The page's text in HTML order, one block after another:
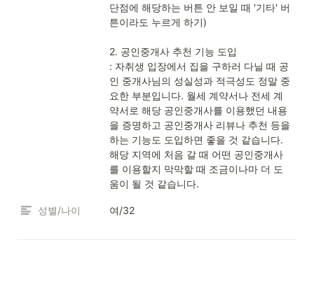
단점에 해당하는 버튼 안 보일 때 '기타' 버
튼이라도 누르게 하기)
2. 공인중개사 추천 기능 도입
: 자취생 입장에서 집을 구하러 다닐 때 공
인 중개사님의 성실성과 적극성도 정말 중
요한 부분입니다. 월세 계약서나 전세 계
약서로 해당 공인중개사를 이용했던 내용
을 증명하고 공인중개사 리뷰나 추천 등을
하는 기능도 도입하면 좋을 것 같습니다.
해당 지역에 처음 갈 때 어떤 공인중개사
를 이용할지 막막할 때 조금이나마 더 도
움이 될 것 같습니다.
성별/나이 여/32